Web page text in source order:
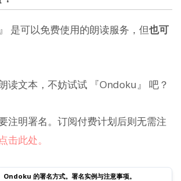
是可以免费使用的朗读服务，但也可
读文本，不妨试试 『Ondoku』 吧？
注明署名。订阅付费计划后则无需注
击此处。
Ondoku 的署名方式。署名实例与注意事项。